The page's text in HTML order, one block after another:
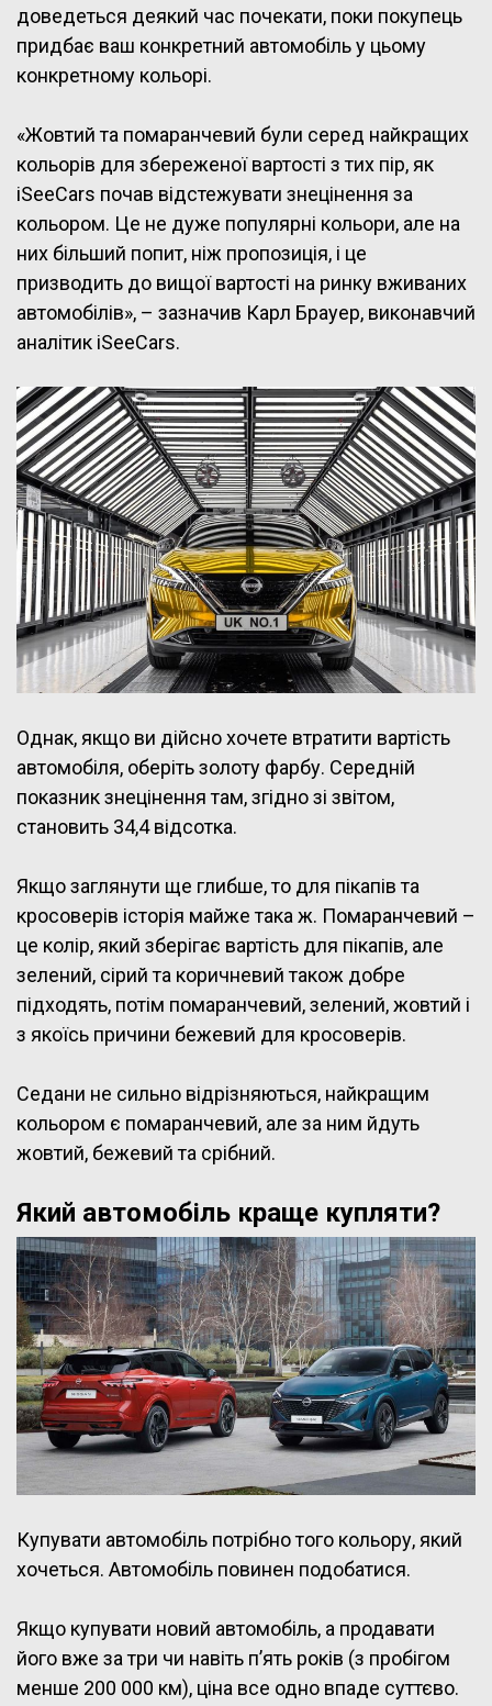
доведеться деякий час почекати, поки покупець
придбає ваш конкретний автомобіль у цьому
конкретному кольорі.
«Жовтий та помаранчевий були серед найкращих
кольорів для збереженої вартості з тих пір, як
iSeeCars почав відстежувати знецінення за
кольором. Це не дуже популярні кольори, але на
них більший попит, ніж пропозиція, і це
призводить до вищої вартості на ринку вживаних
автомобілів», – зазначив Карл Брауер, виконавчий
аналітик iSeeCars.
Однак, якщо ви дійсно хочете втратити вартість
автомобіля, оберіть золоту фарбу. Середній
показник знецінення там, згідно зі звітом,
становить 34,4 відсотка.
Якщо заглянути ще глибше, то для пікапів та
кросоверів історія майже така ж. Помаранчевий –
це колір, який зберігає вартість для пікапів, але
зелений, сірий та коричневий також добре
підходять, потім помаранчевий, зелений, жовтий і
з якоїсь причини бежевий для кросоверів.
Седани не сильно відрізняються, найкращим
кольором є помаранчевий, але за ним йдуть
жовтий, бежевий та срібний.
Який автомобіль краще купляти?
Купувати автомобіль потрібно того кольору, який
хочеться. Автомобіль повинен подобатися.
Якщо купувати новий автомобіль, а продавати
його вже за три чи навіть п’ять років (з пробігом
менше 200 000 км), ціна все одно впаде суттєво.